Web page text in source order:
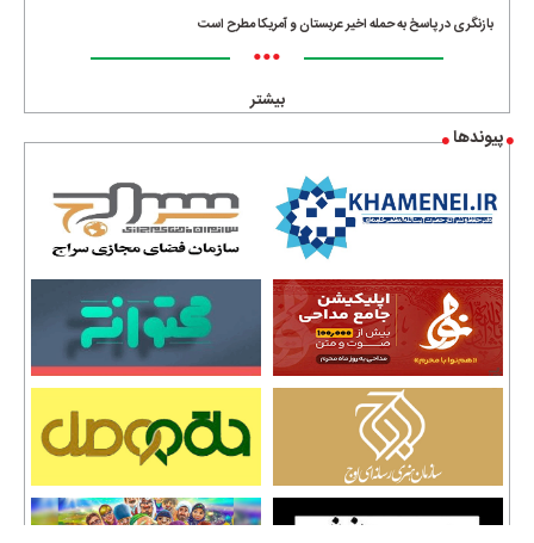
بازنگری در پاسخ به حمله اخیر عربستان و آمریکا مطرح است
•••
بیشتر
پیوندها